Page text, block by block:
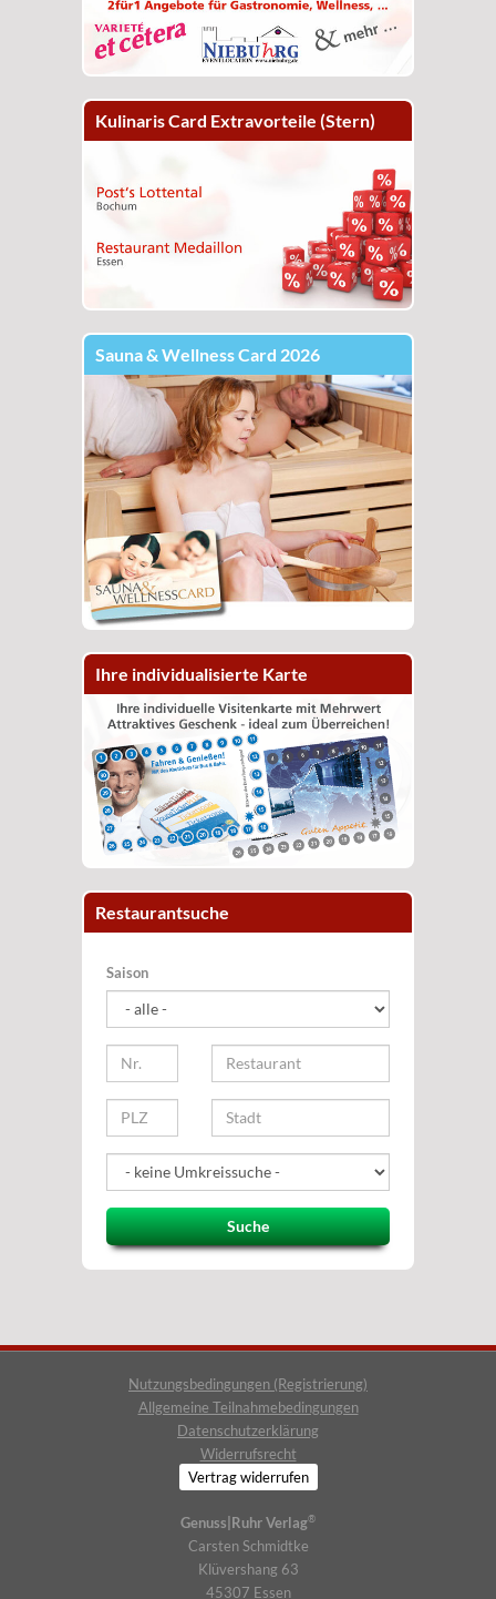
Kulinaris Card Extravorteile (Stern)
Sauna & Wellness Card 2026
Ihre individualisierte Karte
Restaurantsuche
Saison
Suche
Nutzungsbedingungen (Registrierung)
Allgemeine Teilnahmebedingungen
Datenschutzerklärung
Widerrufsrecht
Vertrag widerrufen
Genuss|Ruhr Verlag®
Carsten Schmidtke
Klüvershang 63
45307 Essen